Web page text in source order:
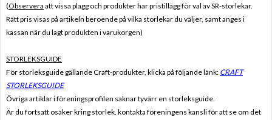
(Observera att vissa plagg och produkter har pristillägg för val av SR-storlekar.
Rätt pris visas på artikeln beroende på vilka storlekar du väljer, samt anges i
kassan när du lagt produkten i varukorgen)
STORLEKSGUIDE
För storleksguide gällande Craft-produkter, klicka på följande länk: CRAFT
STORLEKSGUIDE
Övriga artiklar i föreningsprofilen saknar tyvärr en storleksguide.
Är du fortsatt osäker kring storlek, kontakta föreningens kansli för att se om det